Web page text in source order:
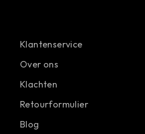
Klantenservice
Over ons
Klachten
Retourformulier
Blog